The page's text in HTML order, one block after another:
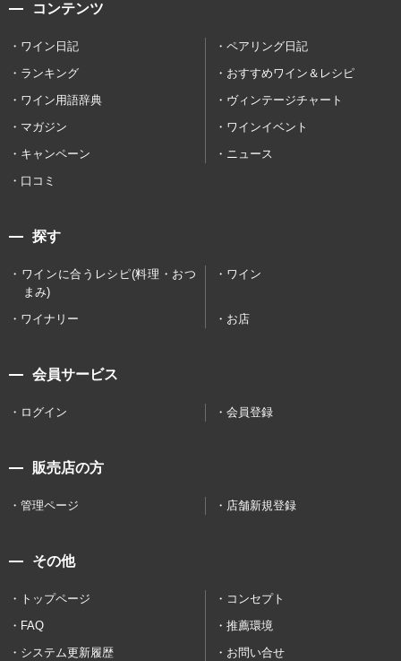
コンテンツ
ワイン日記
ペアリング日記
ランキング
おすすめワイン＆レシピ
ワイン用語辞典
ヴィンテージチャート
マガジン
ワインイベント
キャンペーン
ニュース
口コミ
探す
ワインに合うレシピ(料理・おつ
まみ)
ワイン
ワイナリー お店
会員サービス
ログイン 会員登録
販売店の方
管理ページ 店舗新規登録
その他
トップページ
コンセプト
FAQ
推薦環境
システム更新履歴
お問い合せ